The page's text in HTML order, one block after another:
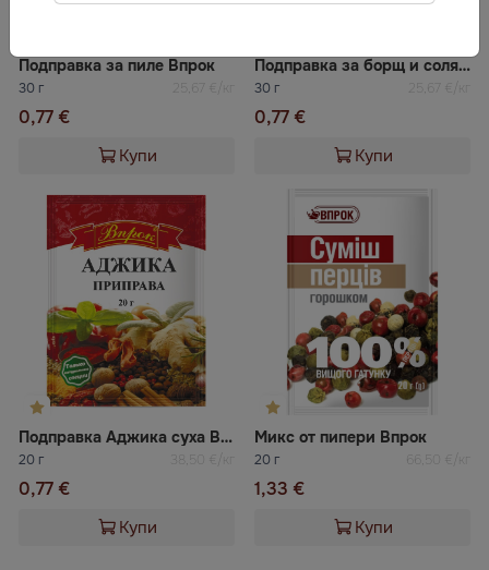
Подправка за пиле Впрок
30 г 25,67 €/кг
0,77 €
Купи
Подправка за борщ и солянка Впрок
30 г 25,67 €/кг
0,77 €
Купи
Подправка Аджика суха Впрок
20 г 38,50 €/кг
0,77 €
Купи
Микс от пипери Впрок
20 г 66,50 €/кг
1,33 €
Купи